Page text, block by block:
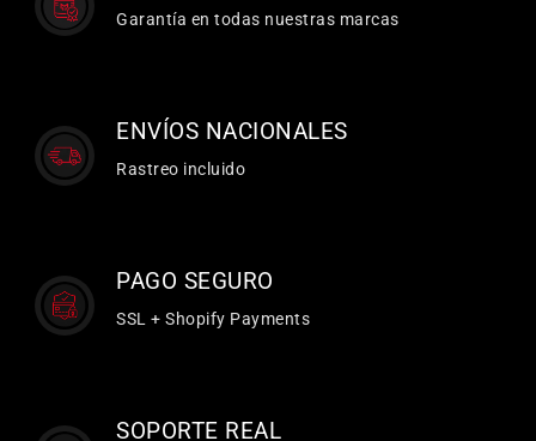
Garantía en todas nuestras marcas
ENVÍOS NACIONALES
Rastreo incluido
PAGO SEGURO
SSL + Shopify Payments
SOPORTE REAL